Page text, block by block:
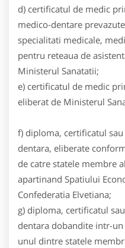
d) certificatul de medic
medico-dentare
specialitati medicale,
pentru reteaua de
Ministerul Sanatatii;
e) certificatul de medic
eliberat de Ministerul
f) diploma, certificatul
dentara, eliberate
de catre statele membre
apartinand Spatiului
Confederatia Elvetiana;
g) diploma, certificatul
dentara dobandite intr-
unul dintre statele